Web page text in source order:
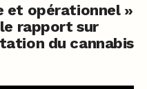
et opérationnel »
rapport sur
du cannabis